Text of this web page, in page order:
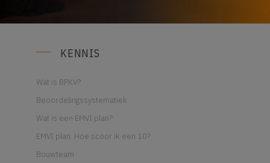
KENNIS
Wat is BPKV?
Beoordelingssystematiek
Wat is een EMVI plan?
EMVI plan: Hoe scoor ik een 10?
Bouwteam